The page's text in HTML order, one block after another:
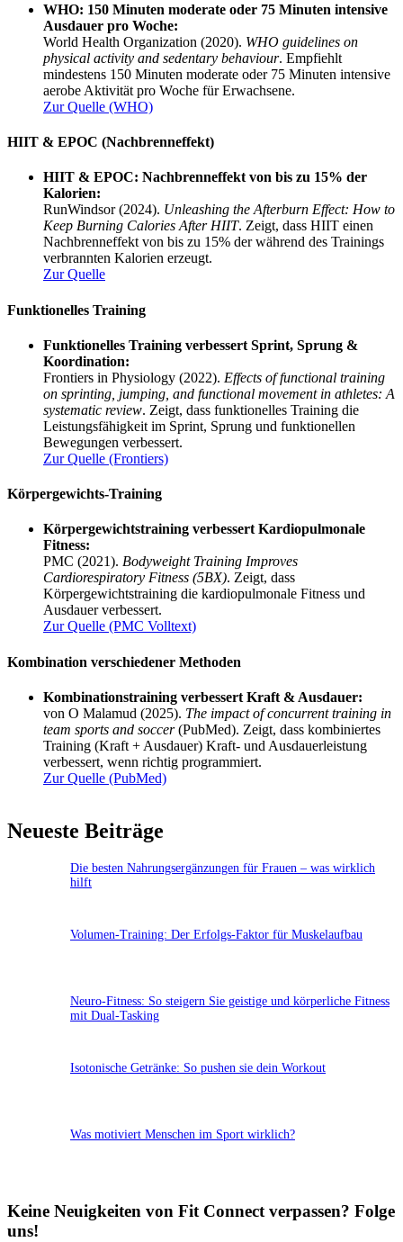
WHO: 150 Minuten moderate oder 75 Minuten intensive
Ausdauer pro Woche:
World Health Organization (2020). WHO guidelines on
physical activity and sedentary behaviour. Empfiehlt
mindestens 150 Minuten moderate oder 75 Minuten intensive
aerobe Aktivität pro Woche für Erwachsene.
Zur Quelle (WHO)
HIIT & EPOC (Nachbrenneffekt)
HIIT & EPOC: Nachbrenneffekt von bis zu 15% der
Kalorien:
RunWindsor (2024). Unleashing the Afterburn Effect: How to
Keep Burning Calories After HIIT. Zeigt, dass HIIT einen
Nachbrenneffekt von bis zu 15% der während des Trainings
verbrannten Kalorien erzeugt.
Zur Quelle
Funktionelles Training
Funktionelles Training verbessert Sprint, Sprung &
Koordination:
Frontiers in Physiology (2022). Effects of functional training
on sprinting, jumping, and functional movement in athletes: A
systematic review. Zeigt, dass funktionelles Training die
Leistungsfähigkeit im Sprint, Sprung und funktionellen
Bewegungen verbessert.
Zur Quelle (Frontiers)
Körpergewichts-Training
Körpergewichtstraining verbessert Kardiopulmonale
Fitness:
PMC (2021). Bodyweight Training Improves
Cardiorespiratory Fitness (5BX). Zeigt, dass
Körpergewichtstraining die kardiopulmonale Fitness und
Ausdauer verbessert.
Zur Quelle (PMC Volltext)
Kombination verschiedener Methoden
Kombinationstraining verbessert Kraft & Ausdauer:
von O Malamud (2025). The impact of concurrent training in
team sports and soccer(PubMed). Zeigt, dass kombiniertes
Training (Kraft + Ausdauer) Kraft- und Ausdauerleistung
verbessert, wenn richtig programmiert.
Zur Quelle (PubMed)
Neueste Beiträge
Die besten Nahrungsergänzungen für Frauen – was wirklich
hilft
Volumen-Training: Der Erfolgs-Faktor für Muskelaufbau
Neuro-Fitness: So steigern Sie geistige und körperliche Fitness
mit Dual-Tasking
Isotonische Getränke: So pushen sie dein Workout
Was motiviert Menschen im Sport wirklich?
Keine Neuigkeiten von Fit Connect verpassen? Folge
uns!